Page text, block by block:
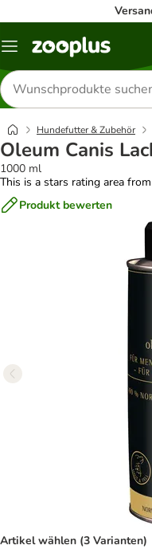
Menü
Produkte
suchen
Hundefutter & Zubehör
Oleum Canis
1000 ml
This is a stars rating area
Produkt bewerten
Artikel wählen (3 Varianten)